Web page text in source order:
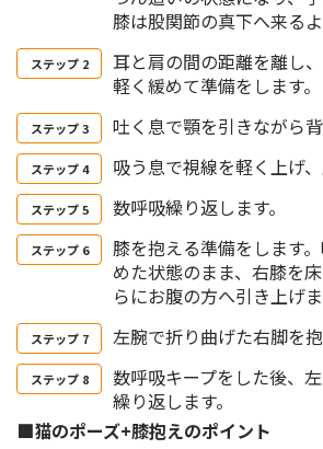
膝は股関節の真下へ来るよ
耳と肩の間の距離を離し
軽く緩めて準備をします。
吐く息で顎を引きながら背
吸う息で視線を軽く上げ、
数呼吸繰り返します。
膝を抱える準備をします
めた状態のまま、右膝を
らにお腹の方へ引き上げま
左腕で折り曲げた右脚を抱
数呼吸キープをした後、
繰り返します。
■猫のポーズ+膝抱えのポイント